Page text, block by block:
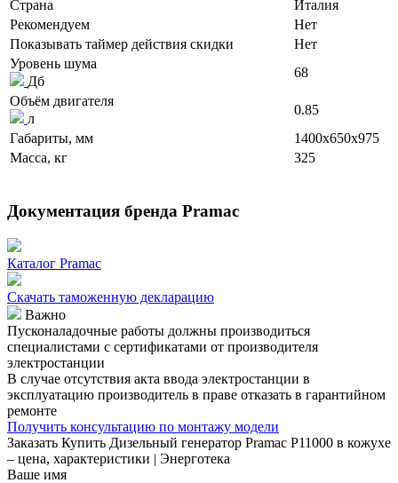
Страна
Италия
Рекомендуем
Нет
Показывать таймер действия скидки
Нет
Уровень шума
Дб
68
Объём двигателя
л
0.85
Габариты, мм
1400x650x975
Масса, кг
325
Документация бренда Pramac
Каталог Pramac
Скачать таможенную декларацию
Важно
Пусконаладочные работы должны производиться
специалистами с сертификатами от производителя
электростанции
В случае отсутствия акта ввода электростанции в
эксплуатацию производитель в праве отказать в гарантийном
ремонте
Получить консультацию по монтажу модели
Заказать Купить Дизельный генератор Pramac P11000 в кожухе
– цена, характеристики | Энерготека
Ваше имя